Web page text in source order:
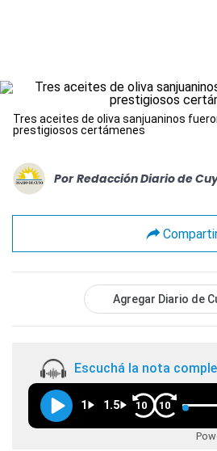
Tres aceites de oliva sanjuaninos
prestigiosos certámenes
Por Redacción Diario de
Agregar Diario de
Escuchá la nota
1 1.5 10 10